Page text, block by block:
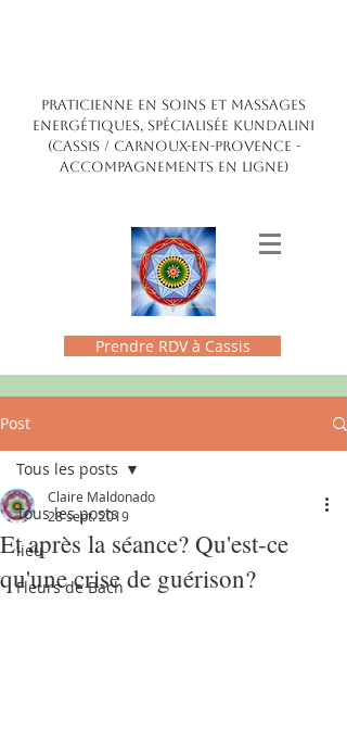
PRATICIENNE EN SOINS ET MASSAGES
ENERGÉTIQUES, SPÉCIALISÉE kundalini
(CASSIS / CARNOUX-EN-PROVENCE -
accompagnements en ligne)
Prendre RDV à Cassis
Post
Tous les posts
lieu
Fleurs de Bach
Tous les posts
Et après la séance? Qu'est-ce
qu'une crise de guérison?
Claire Maldonado
28 sept. 2019